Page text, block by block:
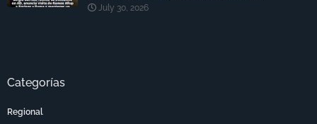
July 30, 2026
Categorías
Regional